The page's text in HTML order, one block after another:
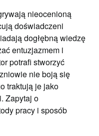
nieocenioną
doświadczeni
dogłębną wiedzę
entuzjazmem i
potrafi stworzyć
nie boją się
traktują je jako
Zapytaj o
pracy i sposób